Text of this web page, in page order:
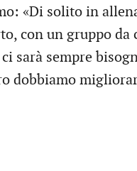
«Di solito in
con un gruppo da
sarà sempre
dobbiamo